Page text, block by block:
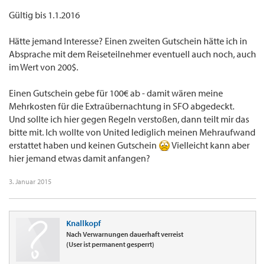
Gültig bis 1.1.2016
Hätte jemand Interesse? Einen zweiten Gutschein hätte ich in
Absprache mit dem Reiseteilnehmer eventuell auch noch, auch
im Wert von 200$.
Einen Gutschein gebe für 100€ ab - damit wären meine
Mehrkosten für die Extraübernachtung in SFO abgedeckt.
Und sollte ich hier gegen Regeln verstoßen, dann teilt mir das
bitte mit. Ich wollte von United lediglich meinen Mehraufwand
erstattet haben und keinen Gutschein
Vielleicht kann aber
hier jemand etwas damit anfangen?
3. Januar 2015
Knallkopf
Nach Verwarnungen dauerhaft verreist
(User ist permanent gesperrt)